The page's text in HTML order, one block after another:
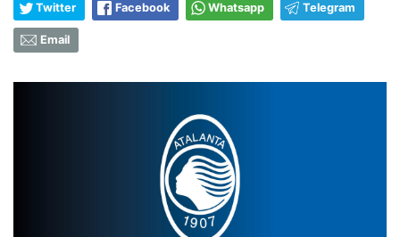
Twitter Facebook Whatsapp Telegram
Email